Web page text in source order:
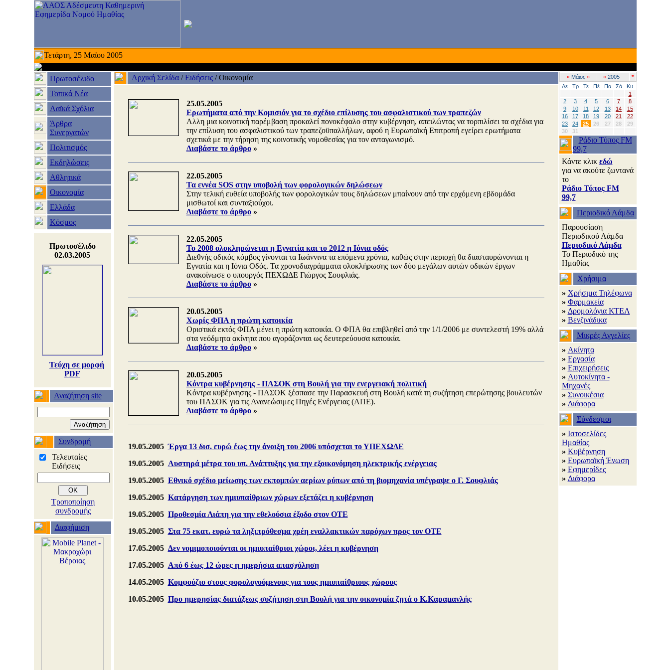
Τετάρτη, 25 Μαϊου 2005
Πρωτοσέλιδο
Τοπικά Νέα
Λαϊκά Σχόλια
Άρθρα
Συνεργατών
Πολιτισμός
Εκδηλώσεις
Αθλητικά
Οικονομία
Ελλάδα
Κόσμος
Πρωτοσέλιδο
02.03.2005
Τεύχη σε μορφή
PDF
Αναζήτηση site
Συνδρομή
Τελευταίες
Ειδήσεις
Τροποποίηση
συνδρομής
Διαφήμιση
Αρχική Σελίδα/Ειδήσεις/Οικονομία
25.05.2005
Ερωτήματα από την Κομισιόν για το σχέδιο επίλυσης του ασφαλιστικού των τραπεζών
Αλλη μια κοινοτική παρέμβαση προκαλεί πονοκέφαλο στην κυβέρνηση, απειλώντας να τορπιλίσει τα σχέδια για
την επίλυση του ασφαλιστικού των τραπεζοϋπαλλήλων, αφού η Ευρωπαϊκή Επιτροπή εγείρει ερωτήματα
σχετικά με την τήρηση της κοινοτικής νομοθεσίας για τον ανταγωνισμό.
Διαβάστε το άρθρο»
22.05.2005
Τα εννέα SOS στην υποβολή των φορολογικών δηλώσεων
Στην τελική ευθεία υποβολής των φορολογικών τους δηλώσεων μπαίνουν από την ερχόμενη εβδομάδα
μισθωτοί και συνταξιούχοι.
Διαβάστε το άρθρο»
22.05.2005
Το 2008 ολοκληρώνεται η Εγνατία και το 2012 η Ιόνια οδός
Διεθνής οδικός κόμβος γίνονται τα Ιωάννινα τα επόμενα χρόνια, καθώς στην περιοχή θα διασταυρώνονται η
Εγνατία και η Ιόνια Οδός. Τα χρονοδιαγράμματα ολοκλήρωσης των δύο μεγάλων αυτών οδικών έργων
ανακοίνωσε ο υπουργός ΠΕΧΩΔΕ Γιώργος Σουφλιάς.
Διαβάστε το άρθρο»
20.05.2005
Χωρίς ΦΠΑ η πρώτη κατοικία
Oριστικά εκτός ΦΠΑ μένει η πρώτη κατοικία. O ΦΠΑ θα επιβληθεί από την 1/1/2006 με συντελεστή 19% αλλά
στα νεόδμητα ακίνητα που αγοράζονται ως δευτερεύουσα κατοικία.
Διαβάστε το άρθρο»
20.05.2005
Κόντρα κυβέρνησης - ΠΑΣΟΚ στη Βουλή για την ενεργειακή πολιτική
Κόντρα κυβέρνησης - ΠΑΣΟΚ ξέσπασε την Παρασκευή στη Βουλή κατά τη συζήτηση επερώτησης βουλευτών
του ΠΑΣΟΚ για τις Ανανεώσιμες Πηγές Ενέργειας (ΑΠΕ).
Διαβάστε το άρθρο»
19.05.2005Έργα 13 δισ. ευρώ έως την άνοιξη του 2006 υπόσχεται το ΥΠΕΧΩΔΕ
19.05.2005 Αυστηρά μέτρα του υπ. Ανάπτυξης για την εξοικονόμηση ηλεκτρικής ενέργειας
19.05.2005 Εθνικό σχέδιο μείωσης των εκπομπών αερίων ρύπων από τη βιομηχανία υπέγραψε ο Γ. Σουφλιάς
19.05.2005 Κατάργηση των ημιυπαίθριων χώρων εξετάζει η κυβέρνηση
19.05.2005 Προθεσμία Λιάπη για την εθελούσια έξοδο στον ΟΤΕ
19.05.2005 Στα 75 εκατ. ευρώ τα ληξιπρόθεσμα χρέη εναλλακτικών παρόχων προς τον ΟΤΕ
17.05.2005 Δεν νομιμοποιούνται οι ημιυπαίθριοι χώροι, λέει η κυβέρνηση
17.05.2005 Από 6 έως 12 ώρες η ημερήσια απασχόληση
14.05.2005 Κομφούζιο στους φορολογούμενους για τους ημιυπαίθριους χώρους
10.05.2005 Προ ημερησίας διατάξεως συζήτηση στη Βουλή για την οικονομία ζητά ο Κ.Καραμανλής
« Μάιος » « 2005
*
Δε
Τρ Τε Πέ Πα Σά
Κυ
1
2
3 4 5 6 7
8
9
10 11 12 13 14
15
16
17 18 19 20 21
22
23
24 25 26 27 28
29
30
31
Ράδιο Τύπος FM
99,7
Κάντε κλικ εδώ
για να ακούτε ζωντανά
το
Ράδιο Τύπος FM
99,7
Περιοδικό Λάμδα
Παρουσίαση
Περιοδικού Λάμδα
Περιοδικό Λάμδα
Το Περιοδικό της
Ημαθίας
Χρήσιμα
» Χρήσιμα Τηλέφωνα
» Φαρμακεία
» Δρομολόγια ΚΤΕΛ
» Βενζινάδικα
Μικρές Αγγελίες
» Ακίνητα
» Εργασία
» Επιχειρήσεις
» Αυτοκίνητα -
Μηχανές
» Συνοικέσια
» Διάφορα
Σύνδεσμοι
» Ιστοσελίδες
Ημαθίας
» Κυβέρνηση
» Ευρωπαϊκή Ένωση
» Εφημερίδες
» Διάφορα